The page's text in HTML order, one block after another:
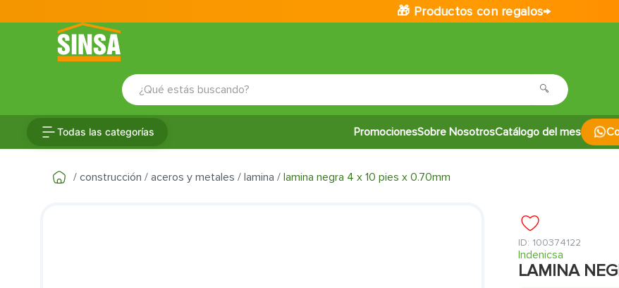
🎁 Productos con regalos→
¿Qué estás buscando?
Todas las categorías PromocionesSobre NosotrosCatálogo del mes
construcción aceros y metales lamina lamina negra 4 x 10 pies x 0.70mm
: 100374122
Indenicsa
LAMINA